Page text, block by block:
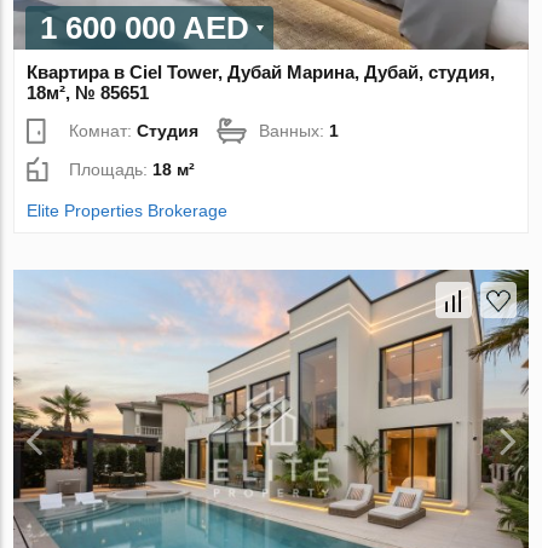
1 600 000 AED
Квартира в Ciel Tower, Дубай Марина, Дубай, студия,
18м², № 85651
Комнат:Студия Ванных: 1
Площадь: 18 м²
Elite Properties Brokerage